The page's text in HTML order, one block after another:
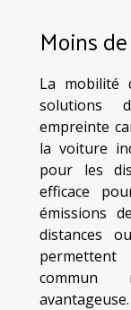
Moins
La mobilité
solutions
empreinte
la voiture
pour les
efficace
émissions
distances
commun